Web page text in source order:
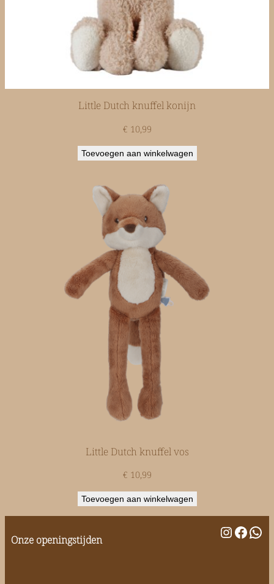
Little Dutch knuffel konijn
€ 10,99
Toevoegen aan winkelwagen
Little Dutch knuffel vos
€ 10,99
Toevoegen aan winkelwagen
Onze openingstijden